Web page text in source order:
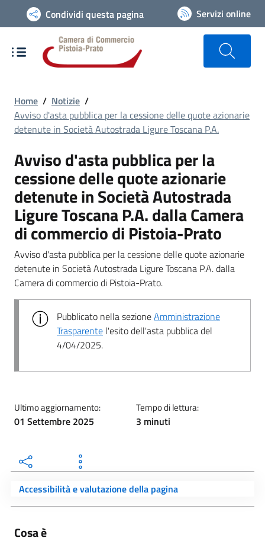
Vai alla navigazione del sito
Condividi questa pagina Servizi online
Home / Notizie /
Avviso d'asta pubblica per la cessione delle quote azionarie
detenute in Società Autostrada Ligure Toscana P.A.
Avviso d'asta pubblica per la
cessione delle quote azionarie
detenute in Società Autostrada
Ligure Toscana P.A. dalla Camera
di commercio di Pistoia-Prato
Avviso d'asta pubblica per la cessione delle quote azionarie
detenute in Società Autostrada Ligure Toscana P.A. dalla
Camera di commercio di Pistoia-Prato.
Pubblicato nella sezioneAmministrazione
Trasparente l'esito dell'asta pubblica del
4/04/2025.
Ultimo aggiornamento:
01 Settembre 2025
Tempo di lettura:
3 minuti
Accessibilità e valutazione della pagina
Cosa è